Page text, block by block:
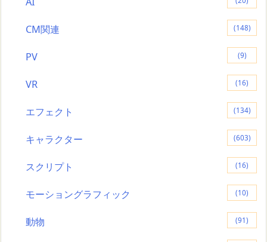
CM関連 (148)
PV (9)
VR (16)
エフェクト (134)
キャラクター (603)
スクリプト (16)
モーショングラフィック (10)
動物 (91)